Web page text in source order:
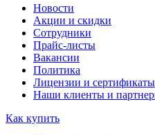
Новости
Акции и скидки
Сотрудники
Прайс-листы
Вакансии
Политика
Лицензии и сертификаты
Наши клиенты и
Как купить